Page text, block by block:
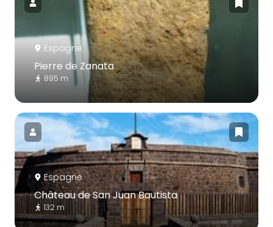
Espagne
Pierre de Zanata
895 m
Espagne
Château de San Juan Bautista
132 m